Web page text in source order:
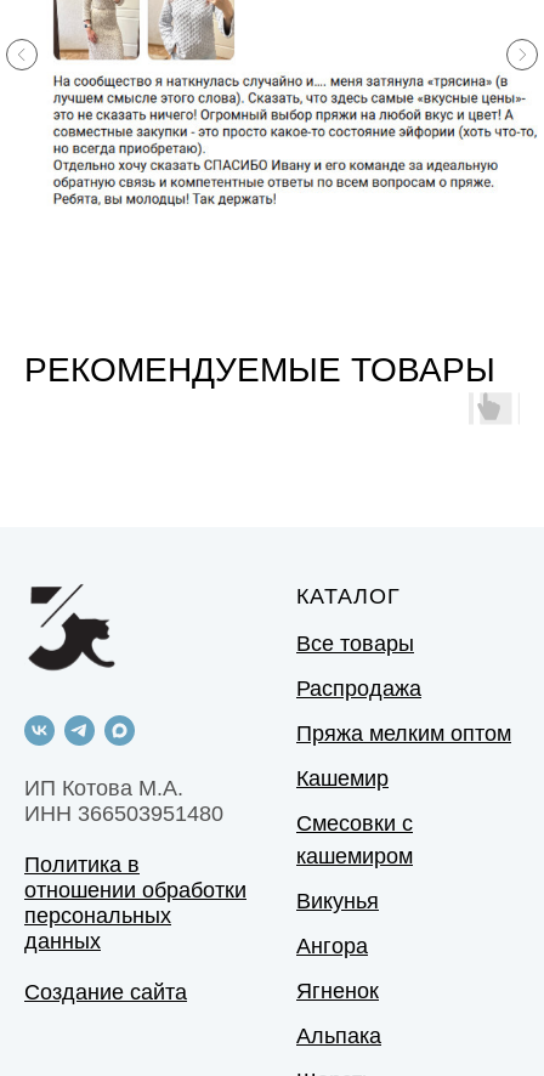
РЕКОМЕНДУЕМЫЕ ТОВАРЫ
ИП Котова М.А.
ИНН 366503951480
Политика в
отношении обработки
персональных
данных
Создание сайта
КАТАЛОГ
Все товары
Распродажа
Пряжа мелким оптом
Кашемир
Смесовки с
кашемиром
Викунья
Ангора
Ягненок
Альпака